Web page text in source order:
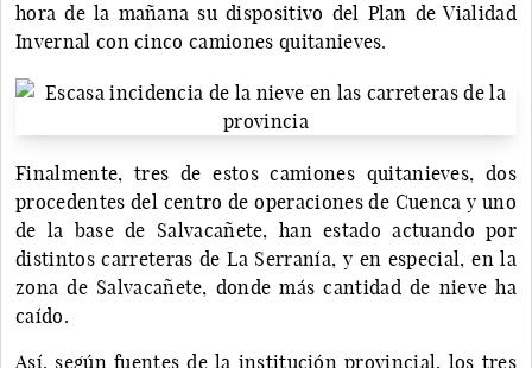
hora de la mañana su dispositivo del Plan de Vialidad
Invernal con cinco camiones quitanieves.
Finalmente, tres de estos camiones quitanieves, dos
procedentes del centro de operaciones de Cuenca y uno
de la base de Salvacañete, han estado actuando por
distintos carreteras de La Serranía, y en especial, en la
zona de Salvacañete, donde más cantidad de nieve ha
caído.
Así, según fuentes de la institución provincial, los tres